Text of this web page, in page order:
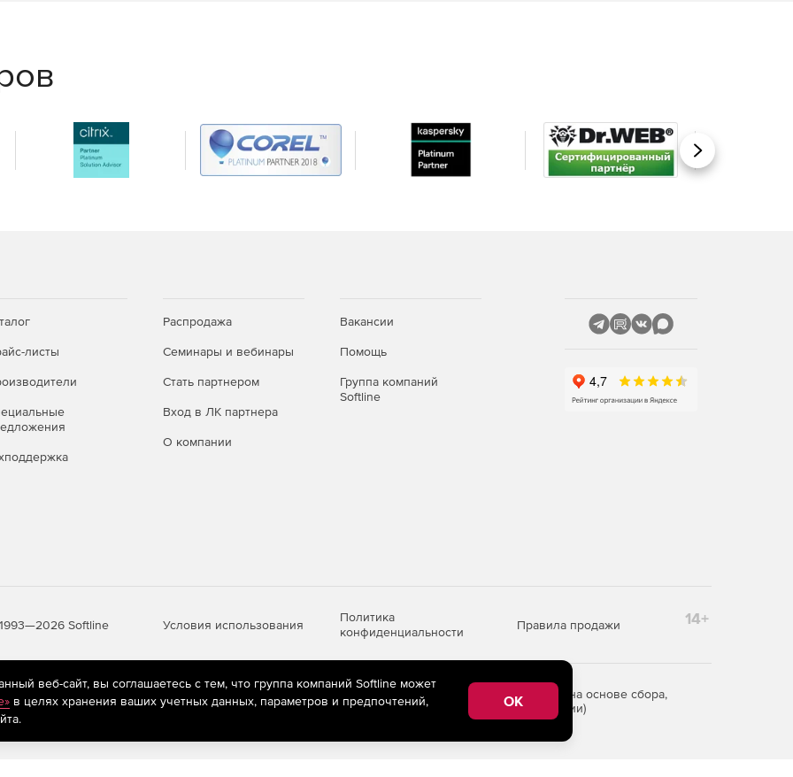
относящиеся к задачам фазового равновесия:
Вперед
листы
Распродажа
Семинары и вебинары
Стать партнером
Вход в ЛК партнера
О компании
Вакансии
Помощь
Группа компаний
Softline
Softline Условия использования
Политика
конфиденциальности
Правила продажи 14+
рекомендательные технологии
(информационные технологии предоставления информации на основе сбора,
пользователей сети «Интернет», находящихся на территории Российской Федерации)
веб-сайт, вы соглашаетесь с тем, что группа компаний Softline может
в целях хранения ваших учетных данных, параметров и предпочтений,
OK